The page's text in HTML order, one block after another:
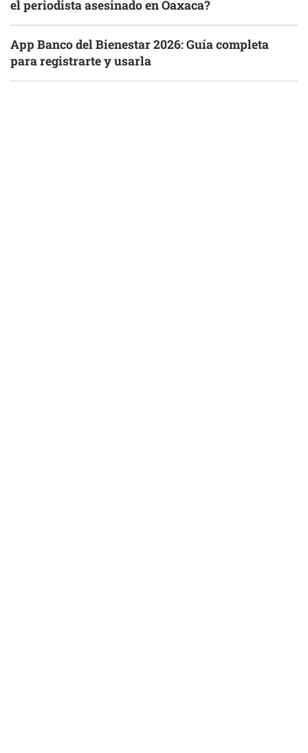
el periodista asesinado en Oaxaca?
App Banco del Bienestar 2026: Guía completa
para registrarte y usarla